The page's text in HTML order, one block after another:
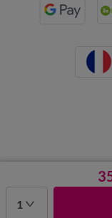
1
Mentions